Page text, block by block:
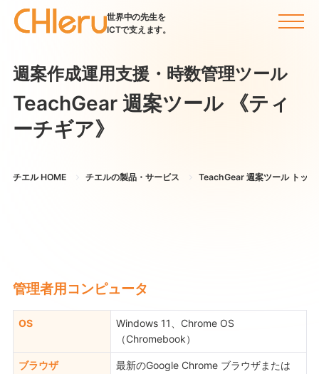
世界中の先生を
ICTで支えます。
週案作成運用支援・時数管理ツール
TeachGear 週案ツール
《ティ
ーチギア》
チエル HOME チエルの製品・サービス TeachGear 週案ツール トップ
管理者用コンピュータ
OS
Windows 11、Chrome OS
（Chromebook）
ブラウザ
最新のGoogle Chrome ブラウザまたは